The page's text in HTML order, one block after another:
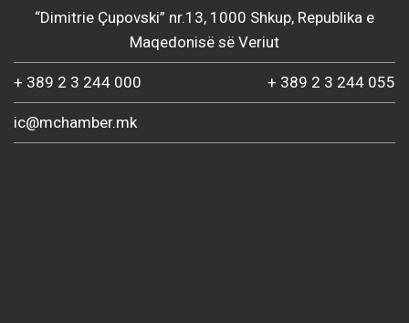
“Dimitrie Çupovski” nr.13, 1000 Shkup, Republika e
Maqedonisë së Veriut
+ 389 2 3 244 000 + 389 2 3 244 055
ic@mchamber.mk